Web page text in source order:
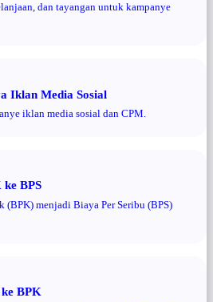
dan tayangan untuk kampanye
Iklan Media Sosial
iklan media sosial dan CPM.
BPS
(BPK) menjadi Biaya Per Seribu (BPS)
BPK